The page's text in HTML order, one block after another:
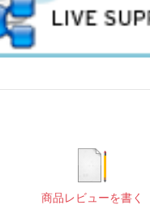
商品レビューを書く